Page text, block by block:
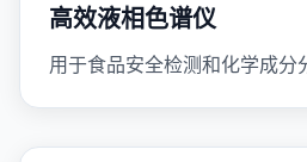
高效液相色谱仪
用于食品安全检测和化学成分